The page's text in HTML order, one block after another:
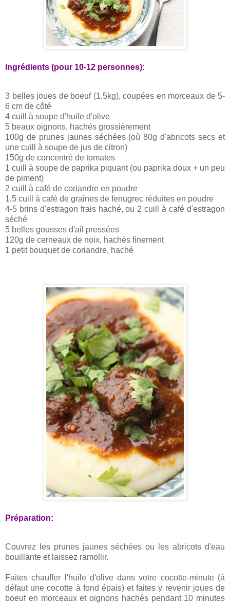
Ingrédients (pour 10-12 personnes):
3 belles joues de boeuf (1.5kg), coupées en morceaux de 5-
6 cm de côté
4 cuill à soupe d'huile d'olive
5 beaux oignons, hachés grossièrement
100g de prunes jaunes séchées (où 80g d'abricots secs et
une cuill à soupe de jus de citron)
150g de concentré de tomates
1 cuill à soupe de paprika piquant (ou paprika doux + un peu
de piment)
2 cuill à café de coriandre en poudre
1,5 cuill à café de graines de fenugrec réduites en poudre
4-5 brins d'estragon frais haché, ou 2 cuill à café d'estragon
séché
5 belles gousses d'ail pressées
120g de cerneaux de noix, hachés finement
1 petit bouquet de coriandre, haché
Préparation:
Couvrez les prunes jaunes séchées ou les abricots d'eau
bouillante et laissez ramollir.
Faites chauffer l'huile d'olive dans votre cocotte-minute (à
défaut une cocotte à fond épais) et faites y revenir joues de
boeuf en morceaux et oignons hachés pendant 10 minutes